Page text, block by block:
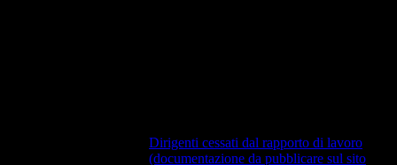
Dirigenti cessati dal rapporto di lavoro
(documentazione da pubblicare sul sito